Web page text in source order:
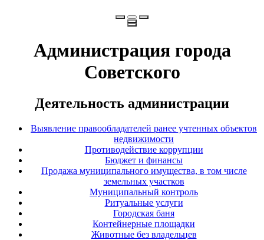
Администрация города
Советского
Деятельность администрации
Выявление правообладателей ранее учтенных объектов
недвижимости
Противодействие коррупции
Бюджет и финансы
Продажа муниципального имущества, в том числе
земельных участков
Муниципальный контроль
Ритуальные услуги
Городская баня
Контейнерные площадки
Животные без владельцев